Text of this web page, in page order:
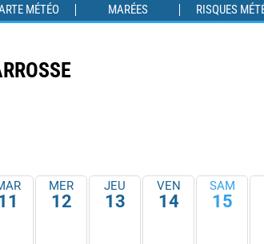
MÉTÉO MARÉES RISQUES
MER
12
JEU
13
VEN
14
SAM
15